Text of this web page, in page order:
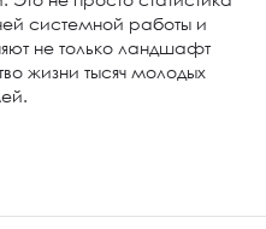
системной работы и
не только ландшафт
жизни тысяч молодых